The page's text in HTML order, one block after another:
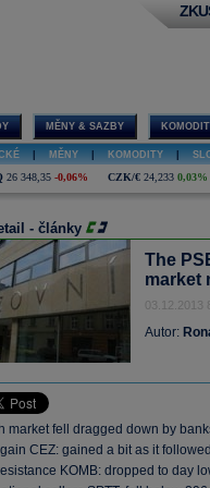
MĚNY & SAZBY
MĚNY KOMODITY
26 348,35 -0,06% CZK/€ 24,233 0,03%
- články
The
market
03.12.2013
Autor:
market fell dragged down by
CEZ: gained a bit as it
KOMB: dropped to day